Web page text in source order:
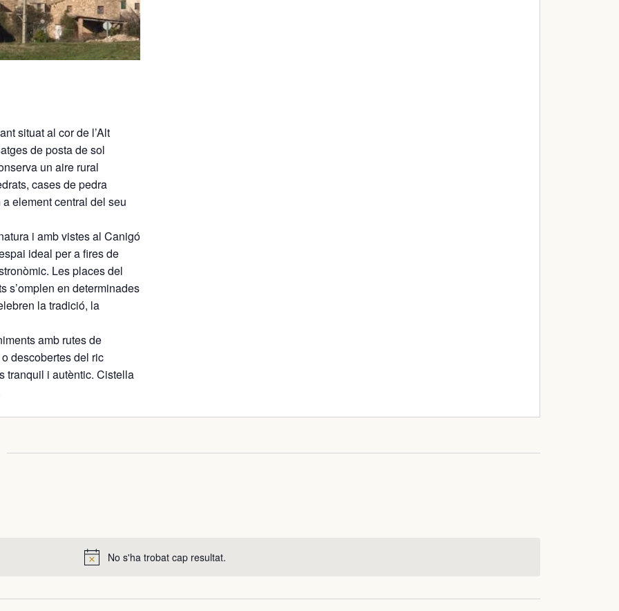
No s'ha trobat cap resultat.
situat al cor de l’Alt
de posta de sol
un aire rural
cases de pedra
element central del seu
i amb vistes al Canigó
ideal per a fires de
Les places del
s’omplen en determinades
la tradició, la
amb rutes de
descobertes del ric
tranquil i autèntic. Cistella